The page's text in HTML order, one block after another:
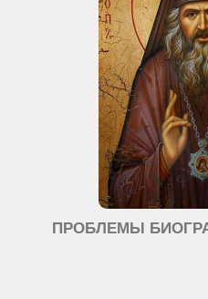
ПРОБЛЕМЫ